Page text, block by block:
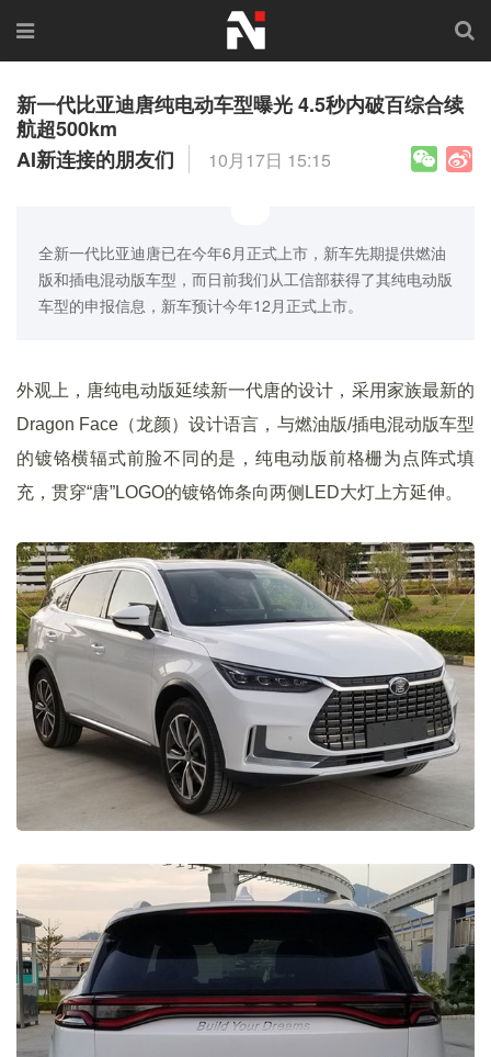
新一代比亚迪唐纯电动车型曝光 4.5秒内破百综合续
航超500km
AI新连接的朋友们
10月17日 15:15
全新一代比亚迪唐已在今年6月正式上市，新车先期提供燃油
版和插电混动版车型，而日前我们从工信部获得了其纯电动版
车型的申报信息，新车预计今年12月正式上市。
外观上，唐纯电动版延续新一代唐的设计，采用家族最新的
Dragon Face（龙颜）设计语言，与燃油版/插电混动版车型
的镀铬横辐式前脸不同的是，纯电动版前格栅为点阵式填
充，贯穿“唐”LOGO的镀铬饰条向两侧LED大灯上方延伸。